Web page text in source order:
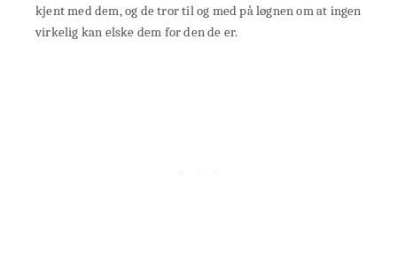
kjent med dem, og de tror til og med på løgnen om at ingen
virkelig kan elske dem for den de er.